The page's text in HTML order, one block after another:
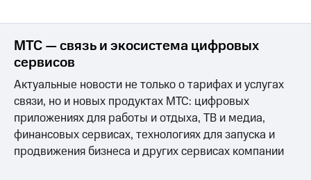
МТС — связь и экосистема цифровых
сервисов
Актуальные новости не только о тарифах и услугах
связи, но и новых продуктах МТС: цифровых
приложениях для работы и отдыха, ТВ и медиа,
финансовых сервисах, технологиях для запуска и
продвижения бизнеса и других сервисах компании